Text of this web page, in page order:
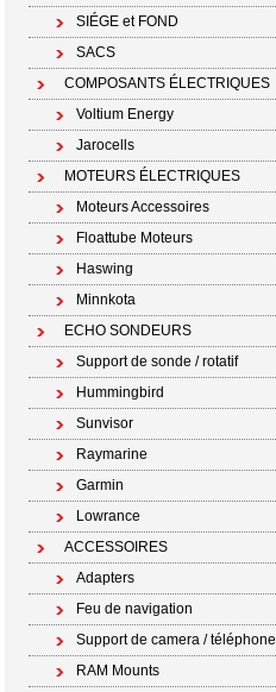
SIÉGE et FOND
SACS
COMPOSANTS ÉLECTRIQUES
Voltium Energy
Jarocells
MOTEURS ÉLECTRIQUES
Moteurs Accessoires
Floattube Moteurs
Haswing
Minnkota
ECHO SONDEURS
Support de sonde / rotatif
Hummingbird
Sunvisor
Raymarine
Garmin
Lowrance
ACCESSOIRES
Adapters
Feu de navigation
Support de camera / téléphone
RAM Mounts